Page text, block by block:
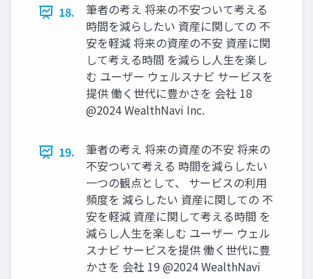
18.
筆者の考え 将来の不安ついて考える
時間を減らしたい 資産に関しての 不
安を軽減 将来の資産の不安 資産に関
して考える時間 を減らし⼈⽣を楽し
む ユーザー ウェルスナビ サービスを
提供 働く世代に豊かさを 会社 18
@2024 WealthNavi Inc.
19.
筆者の考え 将来の資産の不安 将来の
不安ついて考える 時間を減らしたい
⼀つの観点として、 サービスの利⽤
頻度を 減らしたい 資産に関しての 不
安を軽減 資産に関して考える時間 を
減らし⼈⽣を楽しむ ユーザー ウェル
スナビ サービスを提供 働く世代に豊
かさを 会社 19 @2024 WealthNavi